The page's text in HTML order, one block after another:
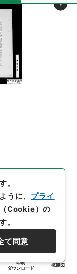
印刷
ダウンロード
概観図
。
うに、 プライ
Cookie）の
。
て同意